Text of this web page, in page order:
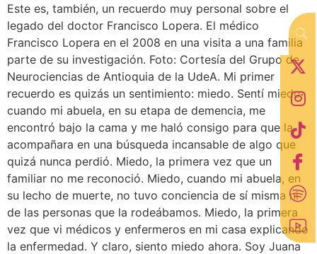
Este es, también, un recuerdo muy personal sobre el
legado del doctor Francisco Lopera. El médico
Francisco Lopera en el 2008 en una visita a una familia
parte de su investigación. Foto: Cortesía del Grupo de
Neurociencias de Antioquia de la UdeA. Mi primer
recuerdo es quizás un sentimiento: miedo. Sentí miedo
cuando mi abuela, en su etapa de demencia, me
encontró bajo la cama y me haló consigo para que la
acompañara en una búsqueda incansable de algo que
quizá nunca perdió. Miedo, la primera vez que un
familiar no me reconoció. Miedo, cuando mi abuela, en
su lecho de muerte, no tuvo conciencia de sí misma ni
de las personas que la rodeábamos. Miedo, la primera
vez que vi médicos y enfermeros en mi casa explicando
la enfermedad. Y claro, siento miedo ahora. Soy Juana